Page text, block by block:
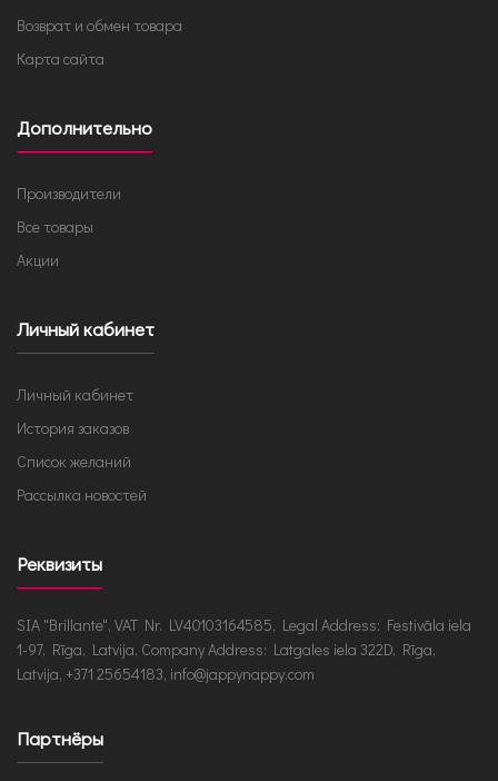
Возврат и обмен товара
Карта сайта
Дополнительно
Производители
Все товары
Акции
Личный кабинет
Личный кабинет
История заказов
Список желаний
Рассылка новостей
Реквизиты
SIA "Brillante", VAT Nr. LV40103164585, Legal Address: Festivāla iela
1-97, Rīga, Latvija, Company Address: Latgales iela 322D, Rīga,
Latvija, +371 25654183, info@jappynappy.com
Партнёры